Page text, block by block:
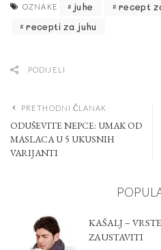
OZNAKE juhe recept
recepti za juhu
PODIJELI
PRETHODNI ČLANAK
ODUŠEVITE NEPCE: UMAK OD
MASLACA U 5 UKUSNIH
VARIJANTI
KAŠALJ –
ZAUSTAVITI